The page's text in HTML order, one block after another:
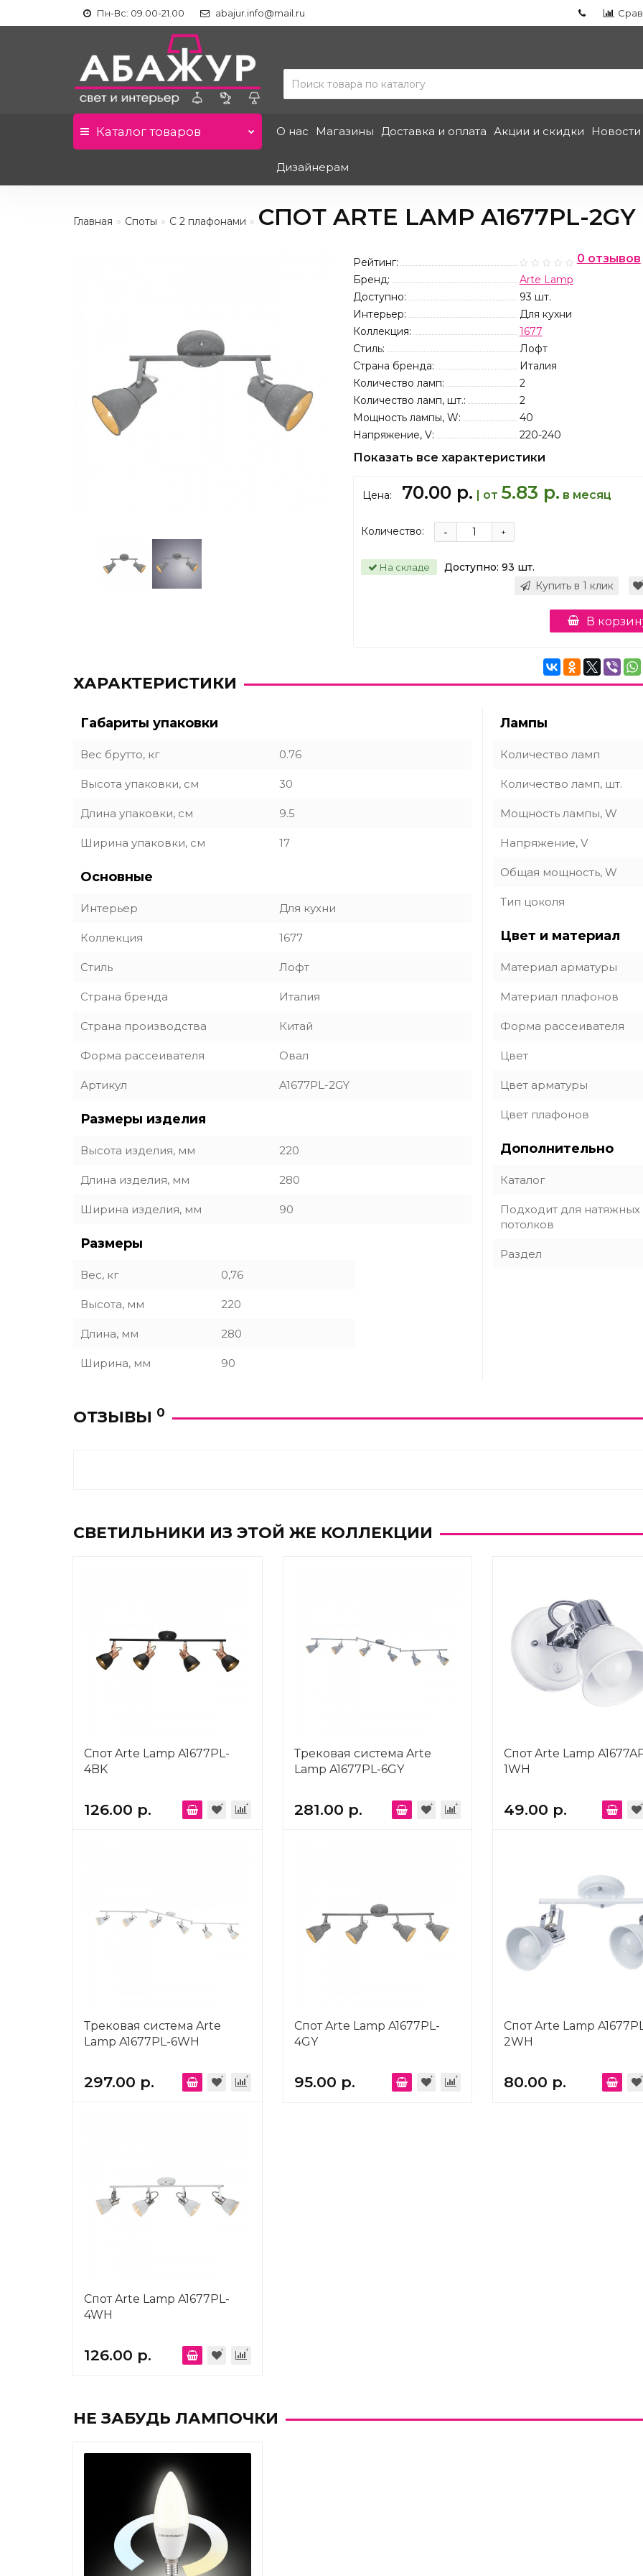
Пн-Вс: 09.00-21.00 abajur.info@mail.ru
Каталогтоваров О нас Магазины Доставка и оплата Акции и скидки Новости
Дизайнерам
Главная Споты С 2 плафонами СПОТ ARTE LAMP A1677PL-2GY
Рейтинг: 0 отзывов
Бренд:
Arte Lamp
Доступно:
93 шт.
Интерьер:
Для кухни
Коллекция:
1677
Стиль:
Лофт
Страна бренда:
Италия
Количество ламп:
2
Количество ламп, шт.:
2
Мощность лампы, W:
40
Напряжение, V:
220-240
Показать все характеристики
Цена: 70.00 р. | от 5.83 р. в месяц
Количество: +
-
На складе Доступно: 93 шт.
Купить в 1 клик
В
ХАРАКТЕРИСТИКИ
Габариты упаковки
Вес брутто, кг 0.76
Высота упаковки, см 30
Длина упаковки, см 9.5
Ширина упаковки, см 17
Основные
Интерьер Для кухни
Коллекция 1677
Стиль Лофт
Страна бренда Италия
Страна производства Китай
Форма рассеивателя Овал
Артикул A1677PL-2GY
Размеры изделия
Высота изделия, мм 220
Длина изделия, мм 280
Ширина изделия, мм 90
Размеры
Вес, кг 0,76
Высота, мм 220
Длина, мм 280
Ширина, мм 90
Лампы
Количество ламп
Количество ламп, шт.
Мощность лампы, W
Напряжение, V
Общая мощность, W
Тип цоколя
Цвет и материал
Материал арматуры
Материал плафонов
Форма рассеивателя
Цвет
Цвет арматуры
Цвет плафонов
Дополнительно
Каталог
Подходит для натяжных
потолков
Раздел
ОТЗЫВЫ 0
СВЕТИЛЬНИКИ ИЗ ЭТОЙ ЖЕ КОЛЛЕКЦИИ
Спот Arte Lamp A1677PL-
4BK
126.00 р.
Трековая система Arte
Lamp A1677PL-6GY
281.00 р.
Спот Arte Lamp
1WH
49.00 р.
Трековая система Arte
Lamp A1677PL-6WH
297.00 р.
Спот Arte Lamp A1677PL-
4GY
95.00 р.
Спот Arte Lamp
2WH
80.00 р.
Спот Arte Lamp A1677PL-
4WH
126.00 р.
НЕ ЗАБУДЬ ЛАМПОЧКИ